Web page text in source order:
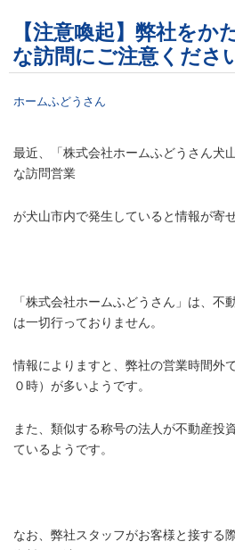
【注意喚起】弊社をか
な訪問にご注意くださ
ホームふどうさん
最近、「株式会社ホームふどうさん犬
な訪問営業
が犬山市内で発生していると情報が寄
「株式会社ホームふどうさん」は、不
は一切行っておりません。
情報によりますと、弊社の営業時間外
０時）が多いようです。
また、類似する称号の法人が不動産投
ているようです。
なお、弊社スタッフがお客様と接する